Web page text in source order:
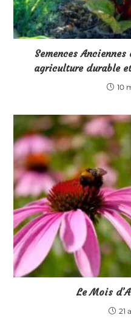
Semences
agriculture durable
10
Le Mois
21